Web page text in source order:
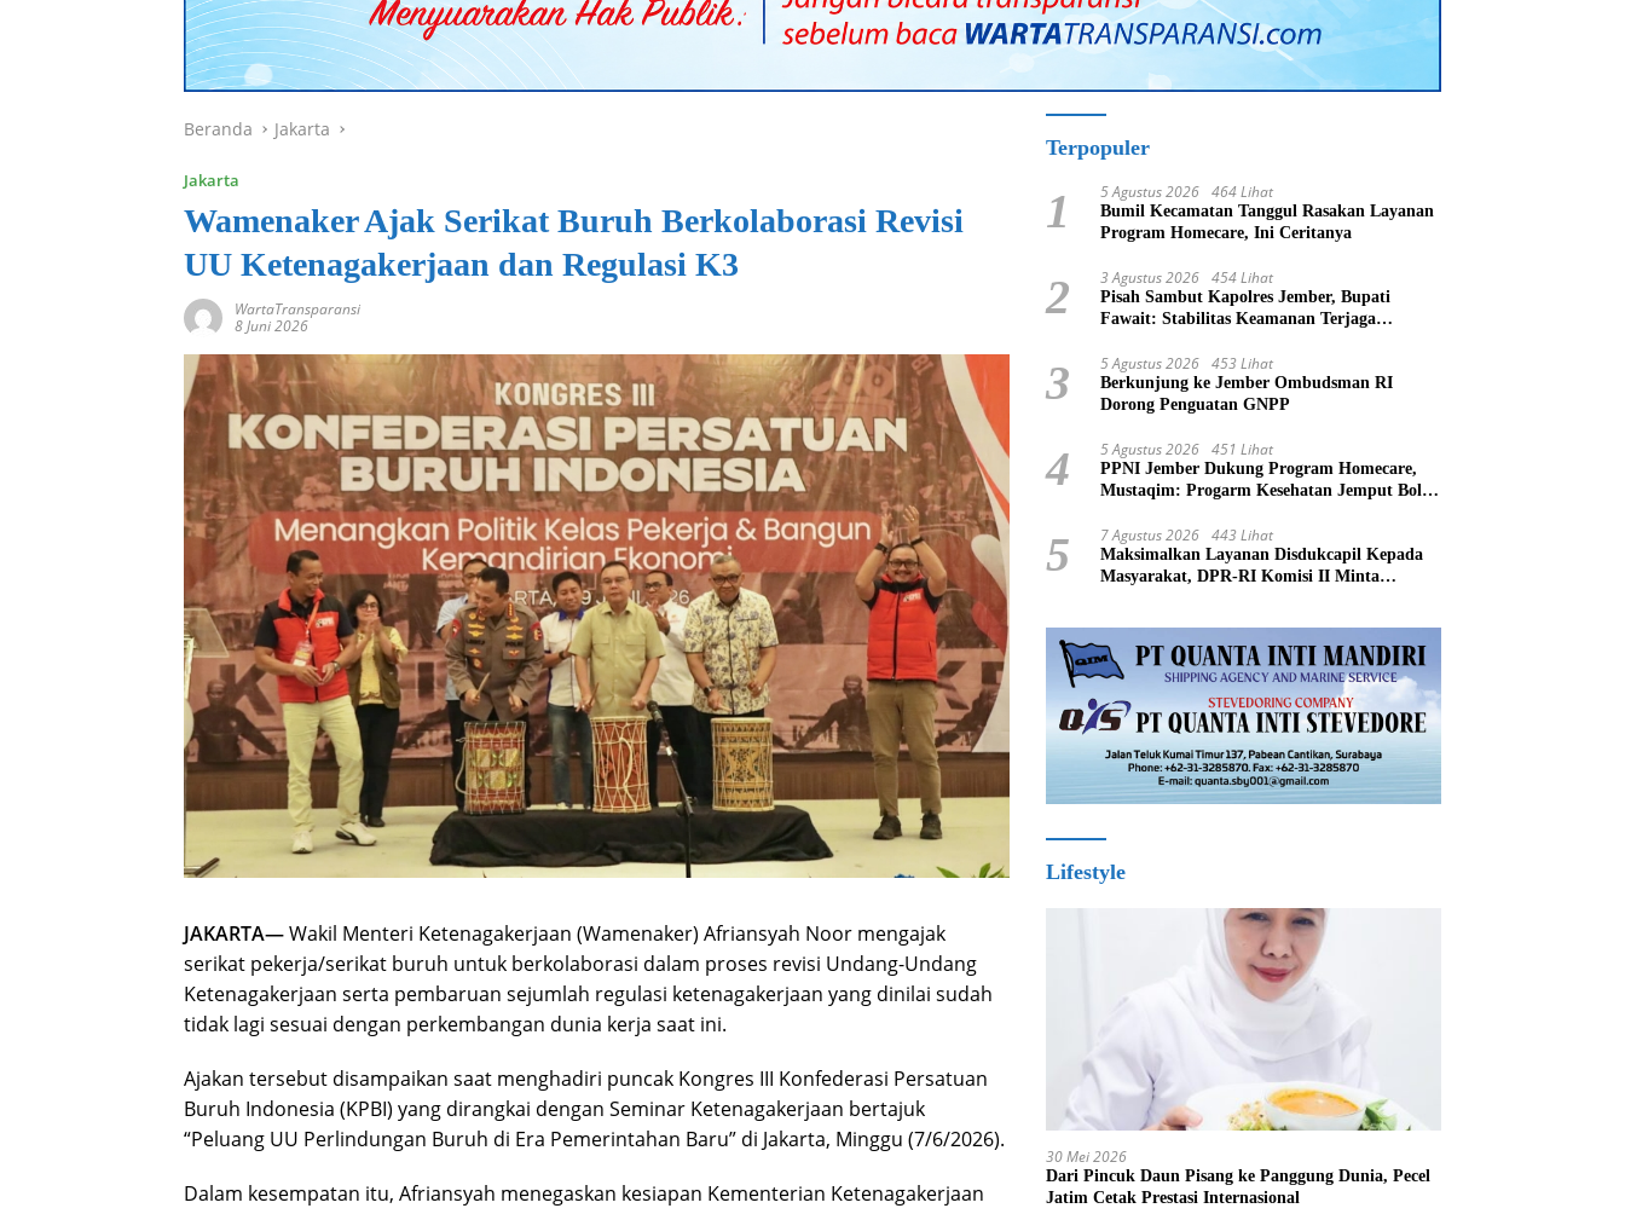
Beranda Jakarta
Jakarta
Wamenaker Ajak Serikat Buruh Berkolaborasi Revisi
UU Ketenagakerjaan dan Regulasi K3
WartaTransparansi
8 Juni 2026
JAKARTA—Wakil Menteri Ketenagakerjaan (Wamenaker) Afriansyah Noor mengajak
serikat pekerja/serikat buruh untuk berkolaborasi dalam proses revisi Undang-Undang
Ketenagakerjaan serta pembaruan sejumlah regulasi ketenagakerjaan yang dinilai sudah
tidak lagi sesuai dengan perkembangan dunia kerja saat ini.
Ajakan tersebut disampaikan saat menghadiri puncak Kongres III Konfederasi Persatuan
Buruh Indonesia (KPBI) yang dirangkai dengan Seminar Ketenagakerjaan bertajuk
“Peluang UU Perlindungan Buruh di Era Pemerintahan Baru” di Jakarta, Minggu (7/6/2026).
Dalam kesempatan itu, Afriansyah menegaskan kesiapan Kementerian Ketenagakerjaan
Terpopuler
1 5 Agustus 2026 464 Lihat
Bumil Kecamatan Tanggul Rasakan Layanan
Program Homecare, Ini Ceritanya
2 3 Agustus 2026 454 Lihat
Pisah Sambut Kapolres Jember, Bupati
Fawait: Stabilitas Keamanan Terjaga
3 5 Agustus 2026 453 Lihat
Berkunjung ke Jember Ombudsman RI
Dorong Penguatan GNPP
4 5 Agustus 2026 451 Lihat
PPNI Jember Dukung Program Homecare,
Mustaqim: Progarm Kesehatan Jemput Bola
5 7 Agustus 2026 443 Lihat
Maksimalkan Layanan Disdukcapil Kepada
Masyarakat, DPR-RI Komisi II Minta
Lifestyle
30 Mei 2026
Dari Pincuk Daun Pisang ke Panggung Dunia, Pecel
Jatim Cetak Prestasi Internasional